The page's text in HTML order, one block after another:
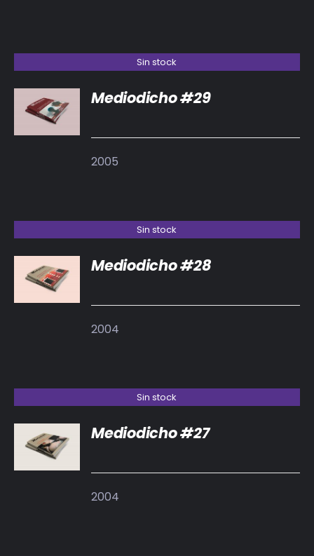
Sin stock
DETALLES
Mediodicho #29
2005
Sin stock
DETALLES
Mediodicho #28
2004
Sin stock
DETALLES
Mediodicho #27
2004